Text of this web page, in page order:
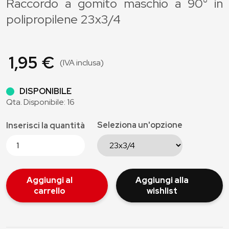
Raccordo a gomito maschio a 90° in
polipropilene 23x3/4
1,95 € (IVA inclusa)
DISPONIBILE
Qta. Disponibile: 16
Inserisci la quantità Seleziona un'opzione
Aggiungi al
carrello
Aggiungi alla
wishlist